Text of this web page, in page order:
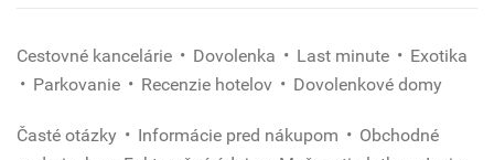
Cestovné kancelárie Dovolenka Last minute
Exotika
Parkovanie
Recenzie hotelov Dovolenkové domy
Časté otázky Informácie pred nákupom
Obchodné